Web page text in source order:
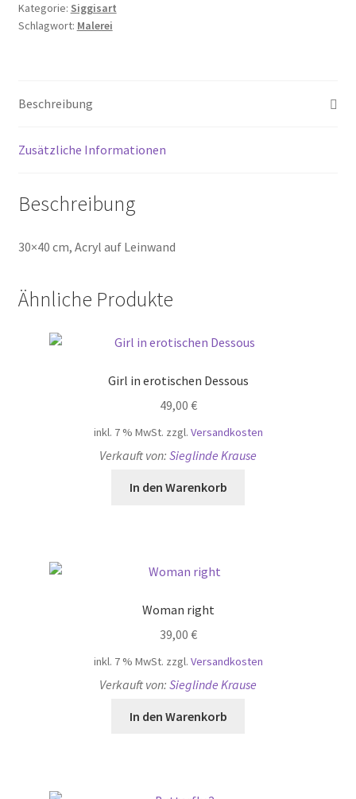
Kategorie: Siggisart
Schlagwort: Malerei
Beschreibung
Zusätzliche Informationen
Beschreibung
30×40 cm, Acryl auf Leinwand
Ähnliche Produkte
Girl in erotischen Dessous
49,00 €
inkl. 7 % MwSt. zzgl. Versandkosten
Verkauft von: Sieglinde Krause
In den Warenkorb
Woman right
39,00 €
inkl. 7 % MwSt. zzgl. Versandkosten
Verkauft von: Sieglinde Krause
In den Warenkorb